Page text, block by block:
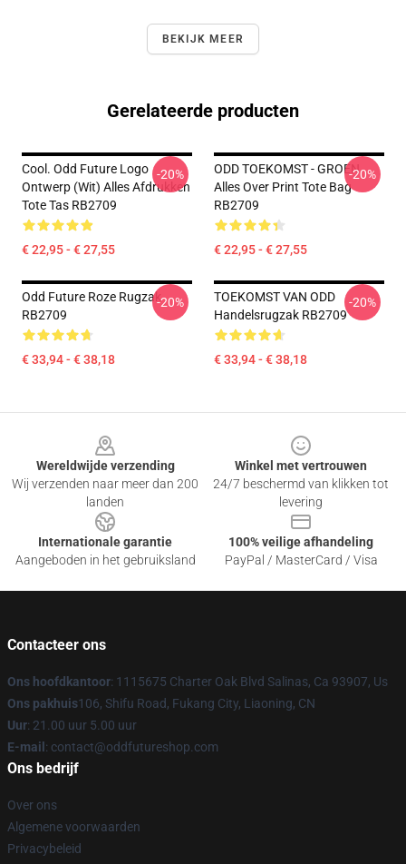
BEKIJK MEER
Gerelateerde producten
Cool. Odd Future Logo
Ontwerp (wit) Alles Afdrukken
Tote Tas RB2709
€ 22,95 - € 27,55
-20%
ODD TOEKOMST - GROEN
Alles Over Print Tote Bag
RB2709
€ 22,95 - € 27,55
-20%
Odd Future Roze Rugzak
RB2709
€ 33,94 - € 38,18
-20%
TOEKOMST VAN ODD
Handelsrugzak RB2709
€ 33,94 - € 38,18
-20%
Wereldwijde verzending
Wij verzenden naar meer dan 200
landen
Winkel met vertrouwen
24/7 beschermd van klikken tot
levering
Internationale garantie
Aangeboden in het gebruiksland
100% veilige afhandeling
PayPal / MasterCard / Visa
Contacteer ons
Ons hoofdkantoor: 1115675 Charter Oak Blvd Salinas, Ca 93907, Us
Ons pakhuis106, Shifu Road, Fukang City, Liaoning, CN
Uur: 21.00 uur 5.00 uur
E-mail : contact@oddfutureshop.com
Ons bedrijf
Over ons
Algemene voorwaarden
Privacybeleid